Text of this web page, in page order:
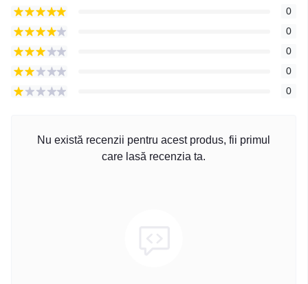
0
0
0
0
0
Nu există recenzii pentru acest produs, fii primul
care lasă recenzia ta.